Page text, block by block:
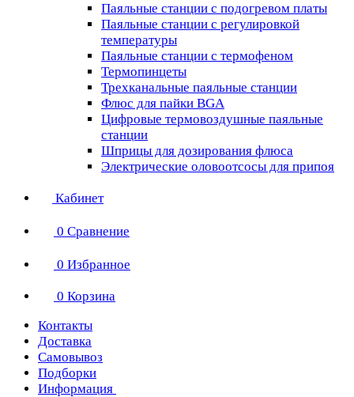
Паяльные станции с подогревом платы
Паяльные станции с регулировкой
температуры
Паяльные станции с термофеном
Термопинцеты
Трехканальные паяльные станции
Флюс для пайки BGA
Цифровые термовоздушные паяльные
станции
Шприцы для дозирования флюса
Электрические оловоотсосы для припоя
Кабинет
0 Сравнение
0 Избранное
0 Корзина
Контакты
Доставка
Самовывоз
Подборки
Информация